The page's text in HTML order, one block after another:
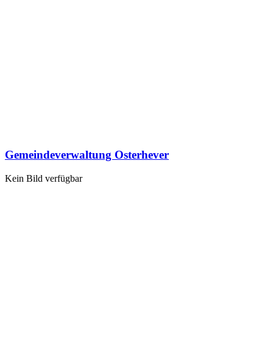
Gemeindeverwaltung Osterhever
Kein Bild verfügbar